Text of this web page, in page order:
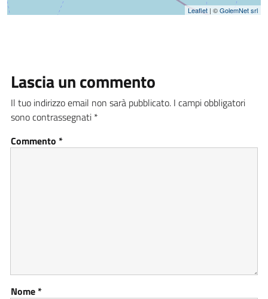
Leaflet | ©GolemNet srl
Lascia un commento
Il tuo indirizzo email non sarà pubblicato. I campi obbligatori
sono contrassegnati *
Commento *
Nome*